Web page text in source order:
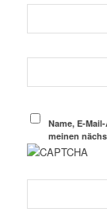
Name, E-
meinen